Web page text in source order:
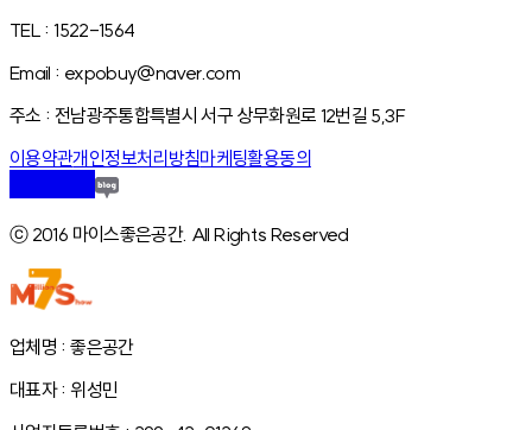
TEL : 1522-1564
Email : expobuy@naver.com
주소 : 전남광주통합특별시 서구 상무화원로 12번길 5,3F
이용약관개인정보처리방침마케팅활용동의
ⓒ 2016 마이스좋은공간. All Rights Reserved
업체명 : 좋은공간
대표자 : 위성민